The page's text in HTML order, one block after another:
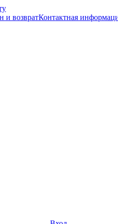
и возвратКонтактная